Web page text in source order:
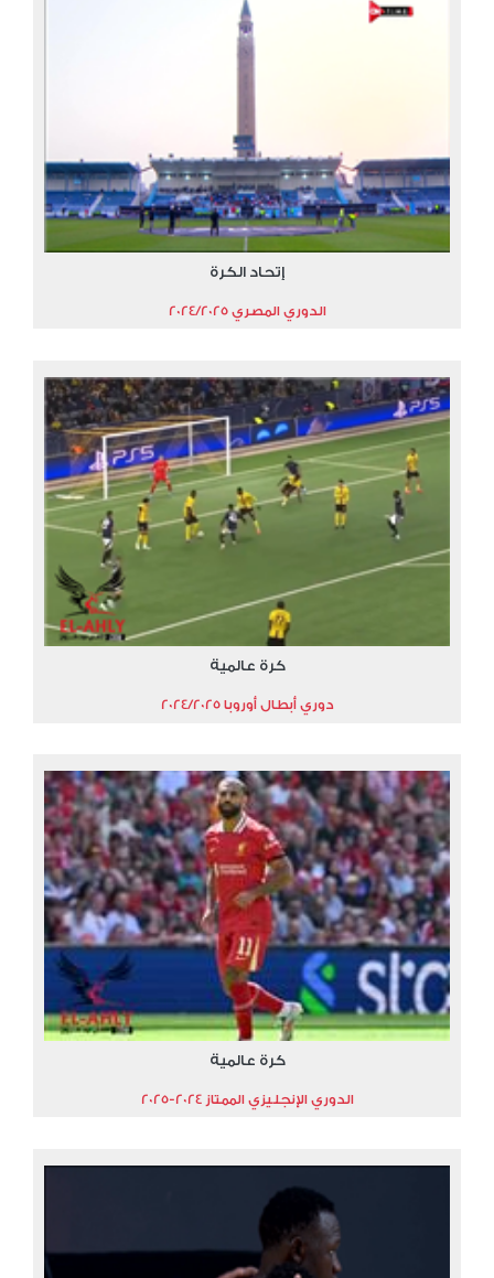
إتحاد الكرة
الدوري المصري 2024/2025
كرة عالمية
دوري أبطال أوروبا 2024/2025
كرة عالمية
الدوري الإنجليزي الممتاز 2024-2025